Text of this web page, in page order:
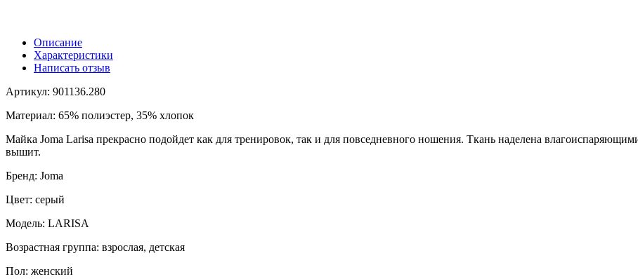
Описание
Характеристики
Написать отзыв
Артикул: 901136.280
Материал: 65% полиэстер, 35% хлопок
Майка Joma Larisa прекрасно подойдет как для тренировок, так и для повседневного ношения. Ткань наделена
вышит.
Бренд: Joma
Цвет: серый
Модель: LARISA
Возрастная группа: взрослая, детская
Пол: женский